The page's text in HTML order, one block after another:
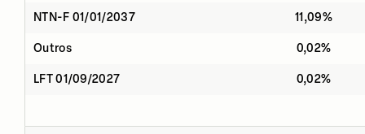
NTN-F 01/01/2037 11,09%
Outros 0,02%
LFT 01/09/2027 0,02%